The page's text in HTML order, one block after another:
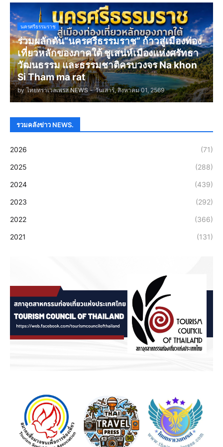
นครศรีธรรมราช
ร่วมผลักดัน“นครศรีธรรมราช” ก้าวสู่เมืองท่อง
เที่ยวหลักของภาคใต้ ชูเสน่ห์เมืองแห่งศรัทธา
วัฒนธรรม และธรรมชาติครบวงจร Na khon
Si Tham ma rat
by ไทยทราเวลเพรส NEWS - วันเสาร์, สิงหาคม 01, 2569
รวมคลังข่าว NEWS.
2026 (71)
2025 (288)
2024 (439)
2023 (292)
2022 (366)
2021 (131)